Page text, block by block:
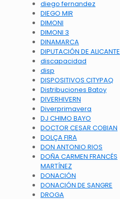
diego fernandez
DIEGO MIR
DIMONI
DIMONI 3
DINAMARCA
DIPUTACIÓN DE ALICANTE
discapacidad
disp
DISPOSITIVOS CITYPAQ
Distribuciones Batoy
DIVERHIVERN
Diverprimavera
DJ CHIMO BAYO
DOCTOR CESAR COBIAN
DOLÇA FIRA
DON ANTONIO RIOS
DOÑA CARMEN FRANCÉS
MARTÍNEZ
DONACIÓN
DONACIÓN DE SANGRE
DROGA